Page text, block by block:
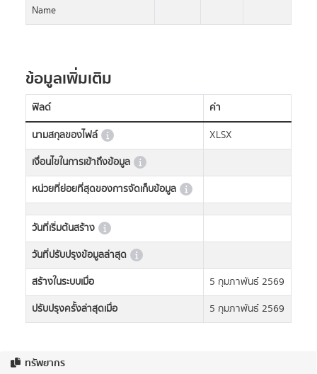
ทรัพยากร
Name
ข้อมูลเพิ่มเติม
ฟิลด์
ค่า
นามสกุลของไฟล์
XLSX
เงื่อนไขในการเข้าถึงข้อมูล
หน่วยที่ย่อยที่สุดของการจัดเก็บข้อมูล
วันที่เริ่มต้นสร้าง
วันที่ปรับปรุงข้อมูลล่าสุด
สร้างในระบบเมื่อ
5 กุมภาพันธ์ 2569
ปรับปรุงครั้งล่าสุดเมื่อ
5 กุมภาพันธ์ 2569